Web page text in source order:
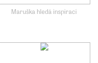
Maruška hledá inspiraci